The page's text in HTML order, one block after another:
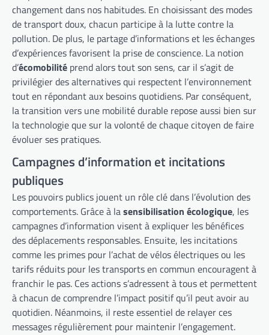
changement dans nos habitudes. En choisissant des modes
de transport doux, chacun participe à la lutte contre la
pollution. De plus, le partage d’informations et les échanges
d’expériences favorisent la prise de conscience. La notion
d’écomobilité prend alors tout son sens, car il s’agit de
privilégier des alternatives qui respectent l’environnement
tout en répondant aux besoins quotidiens. Par conséquent,
la transition vers une mobilité durable repose aussi bien sur
la technologie que sur la volonté de chaque citoyen de faire
évoluer ses pratiques.
Campagnes d’information et incitations
publiques
Les pouvoirs publics jouent un rôle clé dans l’évolution des
comportements. Grâce à lasensibilisation écologique, les
campagnes d’information visent à expliquer les bénéfices
des déplacements responsables. Ensuite, les incitations
comme les primes pour l’achat de vélos électriques ou les
tarifs réduits pour les transports en commun encouragent à
franchir le pas. Ces actions s’adressent à tous et permettent
à chacun de comprendre l’impact positif qu’il peut avoir au
quotidien. Néanmoins, il reste essentiel de relayer ces
messages régulièrement pour maintenir l’engagement.